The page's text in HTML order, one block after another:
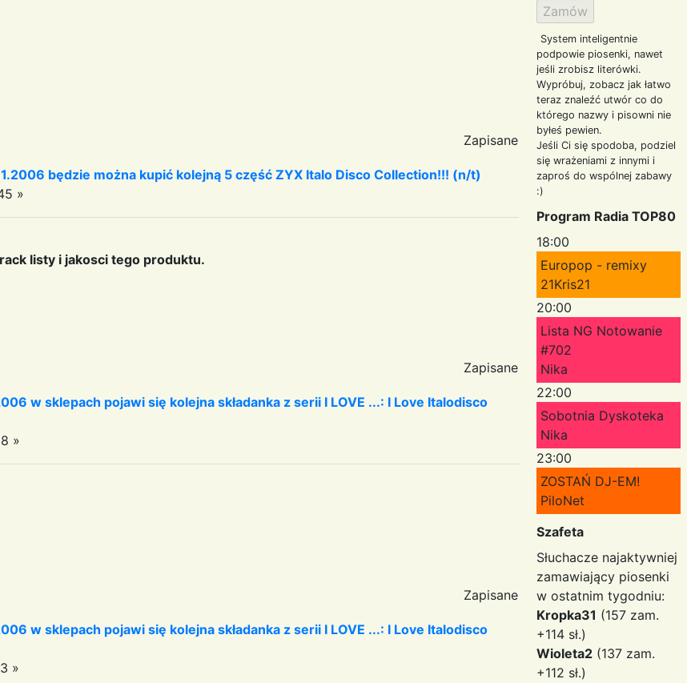
Zapisane
będzie można kupić kolejną 5 część ZYX Italo Disco Collection!!! (n/t)
»
listy i jakosci tego produktu.
Zapisane
w sklepach pojawi się kolejna składanka z serii I LOVE ...: I Love Italodisco
»
Zapisane
w sklepach pojawi się kolejna składanka z serii I LOVE ...: I Love Italodisco
»
System inteligentnie
podpowie piosenki, nawet
jeśli zrobisz literówki.
Wypróbuj, zobacz jak łatwo
teraz znaleźć utwór co do
którego nazwy i pisowni nie
byłeś pewien.
Jeśli Ci się spodoba, podziel
się wrażeniami z innymi i
zaproś do wspólnej zabawy
:)
Program Radia TOP80
18:00
Europop - remixy
21Kris21
20:00
Lista NG Notowanie
#702
Nika
22:00
Sobotnia Dyskoteka
Nika
23:00
ZOSTAŃ DJ-EM!
PiloNet
Szafeta
Słuchacze najaktywniej
zamawiający piosenki
w ostatnim tygodniu:
Kropka31 (157 zam.
+114 sł.)
Wioleta2 (137 zam.
+112 sł.)